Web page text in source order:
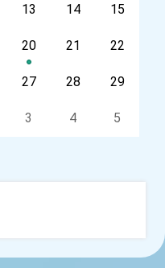
今天
13 今天
14 今天
15
今天
20 今天
21 今天
22
今天
27 今天
28 今天
29
今天
3 今天
4 今天
5